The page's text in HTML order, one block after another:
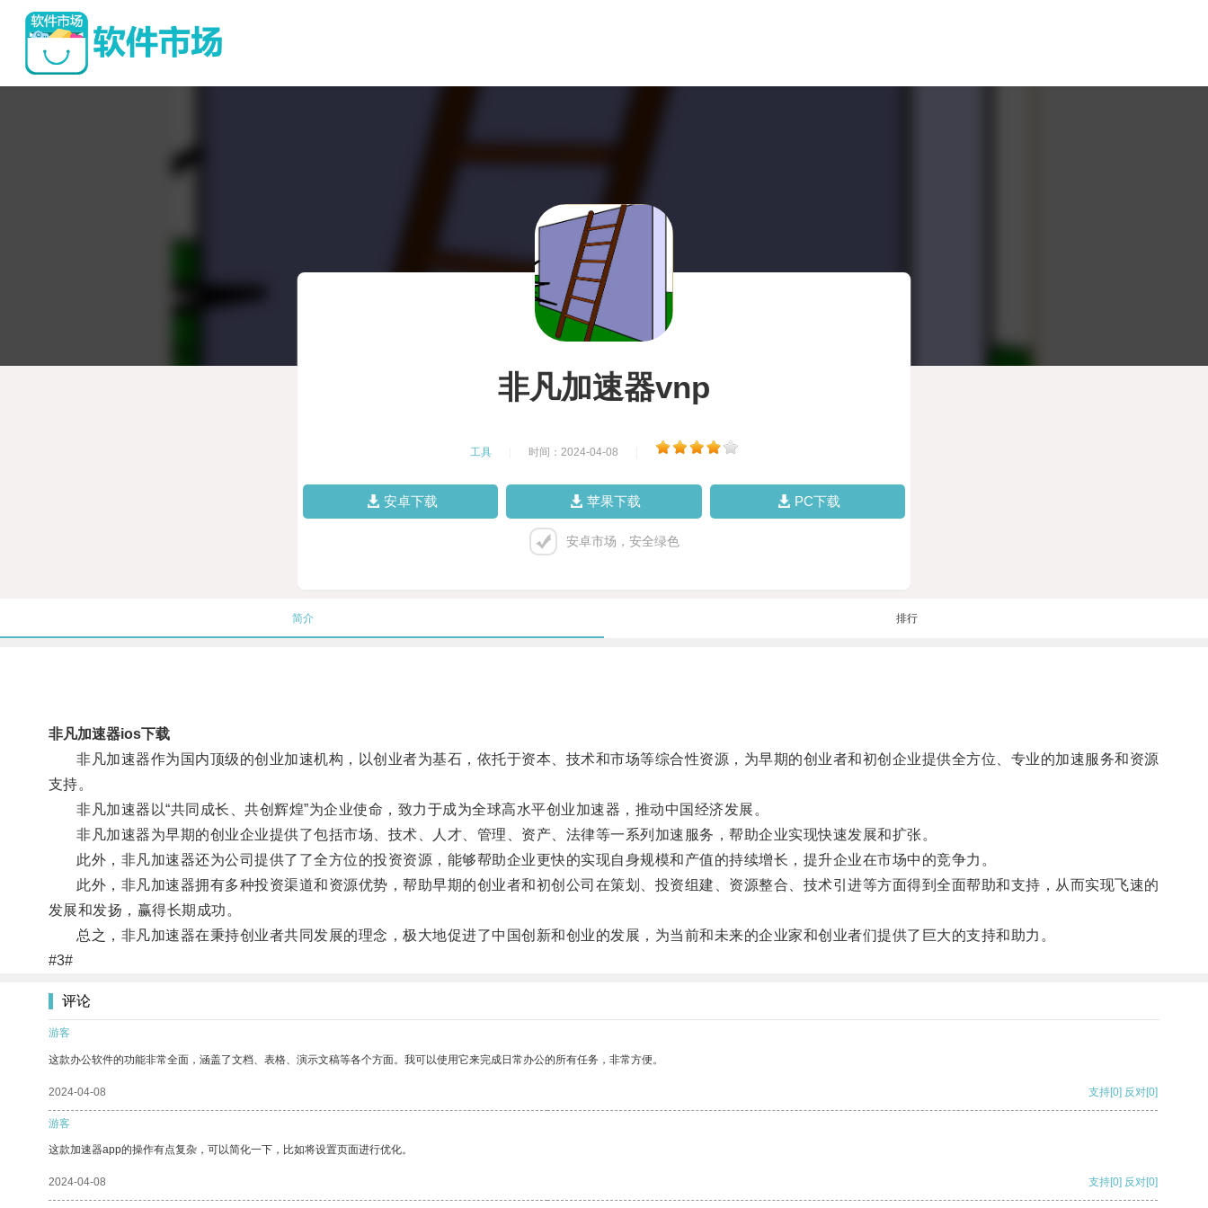
非凡加速器vnp
工具 时间：2024-04-08
安卓下载 苹果下载 PC下载
安卓市场，安全绿色
简介 排行
非凡加速器ios下载
非凡加速器作为国内顶级的创业加速机构，以创业者为基石，依托于资本、技术和市场等综合性资源，为早期的创业者和初创企业提供全方位、专业的加速服务和资源
支持。
非凡加速器以“共同成长、共创辉煌”为企业使命，致力于成为全球高水平创业加速器，推动中国经济发展。
非凡加速器为早期的创业企业提供了包括市场、技术、人才、管理、资产、法律等一系列加速服务，帮助企业实现快速发展和扩张。
此外，非凡加速器还为公司提供了了全方位的投资资源，能够帮助企业更快的实现自身规模和产值的持续增长，提升企业在市场中的竞争力。
此外，非凡加速器拥有多种投资渠道和资源优势，帮助早期的创业者和初创公司在策划、投资组建、资源整合、技术引进等方面得到全面帮助和支持，从而实现飞速的
发展和发扬，赢得长期成功。
总之，非凡加速器在秉持创业者共同发展的理念，极大地促进了中国创新和创业的发展，为当前和未来的企业家和创业者们提供了巨大的支持和助力。
#3#
评论
游客
这款办公软件的功能非常全面，涵盖了文档、表格、演示文稿等各个方面。我可以使用它来完成日常办公的所有任务，非常方便。
2024-04-08 支持[0] 反对[0]
游客
这款加速器app的操作有点复杂，可以简化一下，比如将设置页面进行优化。
2024-04-08 支持[0] 反对[0]